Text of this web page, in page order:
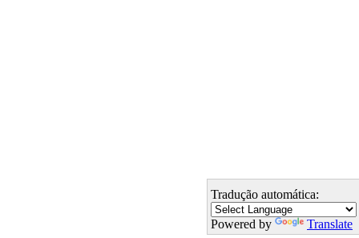
Tradução automática:
Powered by Translate